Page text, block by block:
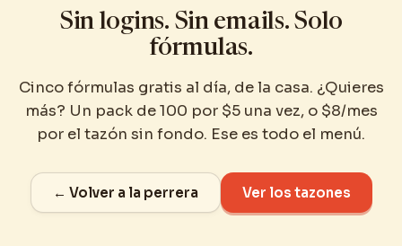
Sin logins. Sin emails. Solo
fórmulas.
Cinco fórmulas gratis al día, de la casa. ¿Quieres
más? Un pack de 100 por $5 una vez, o $8/mes
por el tazón sin fondo. Ese es todo el menú.
← Volver a la perrera Ver los tazones